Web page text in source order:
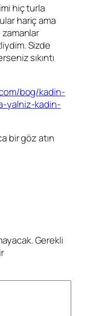
hiç turla
hariç ama
Sizde
sıkıntı
bog/kadin-
yalniz-kadin-
bir göz atın
Gerekli